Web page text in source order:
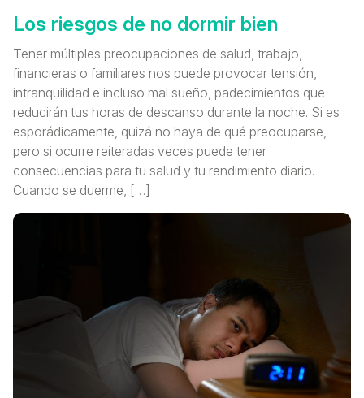
Los riesgos de no dormir bien
Tener múltiples preocupaciones de salud, trabajo,
financieras o familiares nos puede provocar tensión,
intranquilidad e incluso mal sueño, padecimientos que
reducirán tus horas de descanso durante la noche. Si es
esporádicamente, quizá no haya de qué preocuparse,
pero si ocurre reiteradas veces puede tener
consecuencias para tu salud y tu rendimiento diario.
Cuando se duerme, […]